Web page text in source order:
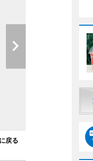
戻る